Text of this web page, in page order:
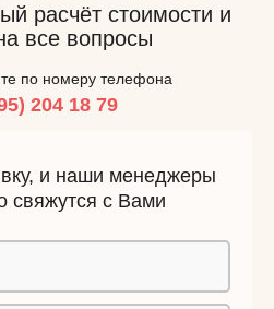
расчёт стоимости и
все вопросы
по номеру телефона
204 18 79
и наши менеджеры
свяжутся с Вами